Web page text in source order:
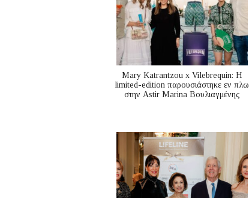
Mary Katrantzou x Vilebrequin: Η
limited-edition παρουσιάστηκε εν πλω
στην Astir Marina Βουλιαγμένης